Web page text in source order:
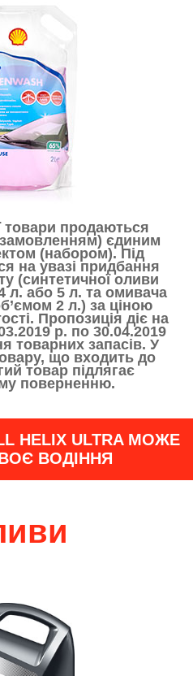
товари продаються
єдиним
(набором). Під
на увазі придбання
(синтетичної оливи
л. або 5 л. та омивача
2 л.) за ціною
Пропозиція діє на
р. по 30.04.2019
товарних запасів. У
що входить до
товар підлягає
поверненню.
HELIX ULTRA МОЖЕ
ВОДІННЯ